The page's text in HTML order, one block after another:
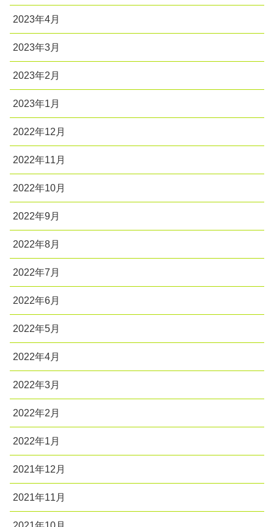
2023年4月
2023年3月
2023年2月
2023年1月
2022年12月
2022年11月
2022年10月
2022年9月
2022年8月
2022年7月
2022年6月
2022年5月
2022年4月
2022年3月
2022年2月
2022年1月
2021年12月
2021年11月